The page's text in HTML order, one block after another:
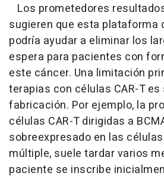
Los prometedores
sugieren que esta plataforma
podría ayudar a eliminar los
espera para pacientes con
este cáncer. Una limitación
terapias con células CAR-T
fabricación. Por ejemplo, la
células CAR-T dirigidas a
sobreexpresado en las
múltiple, suele tardar varios
paciente se inscribe